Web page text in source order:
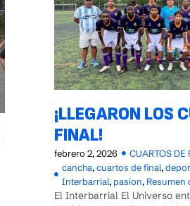
¡LLEGARON LOS
FINAL!
febrero 2, 2026
CUARTOS DE
cancha,cuartos de final,
Interbarrial, pasion, Resumen
El Interbarrial El Universo